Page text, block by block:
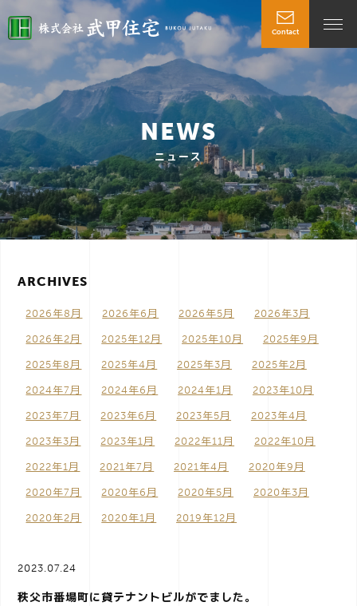
Contact
t
g
l
NEWS
ニュース
ARCHIVES
2026年8月 2026年6月 2026年5月 2026年3月
2026年2月 2025年12月 2025年10月 2025年9月
2025年8月 2025年4月 2025年3月 2025年2月
2024年7月 2024年6月 2024年1月 2023年10月
2023年7月 2023年6月 2023年5月 2023年4月
2023年3月 2023年1月 2022年11月 2022年10月
2022年1月 2021年7月 2021年4月 2020年9月
2020年7月 2020年6月 2020年5月 2020年3月
2020年2月 2020年1月 2019年12月
2023.07.24
秩父市番場町に貸テナントビルがでました。